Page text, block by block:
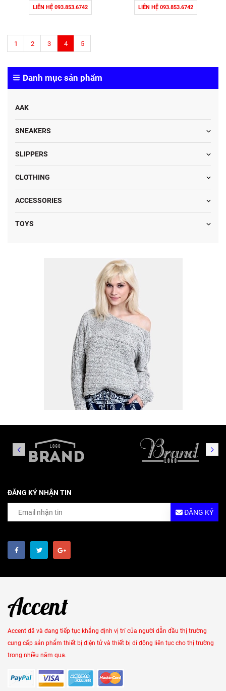
Danh mục sản phẩm
AAK
SNEAKERS
SLIPPERS
CLOTHING
ACCESSORIES
TOYS
LIÊN HỆ 093.853.6742 LIÊN HỆ 093.853.6742
1 2 3 4 5
ĐĂNG KÝ NHẬN TIN
ĐĂNG KÝ
Accent đã và đang tiếp tục khẳng định vị trí của người dẫn đầu thị trường
cung cấp sản phẩm thiết bị điện tử và thiết bị di động liên tục cho thị trường
trong nhiều năm qua.